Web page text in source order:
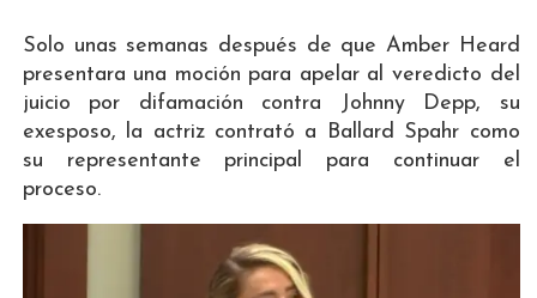
Solo unas semanas después de que Amber Heard
presentara una moción para apelar al veredicto del
juicio por difamación contra Johnny Depp, su
exesposo, la actriz contrató a Ballard Spahr como
su representante principal para continuar el
proceso.